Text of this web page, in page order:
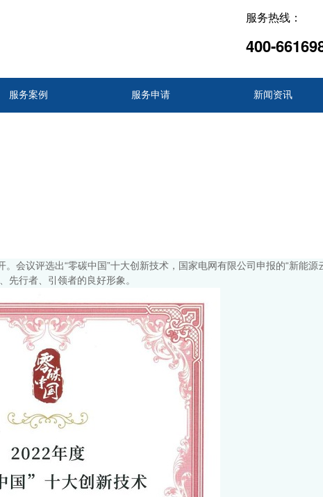
服务热线：
400-
服务案例 服务申请 新闻资讯
会议评选出“零碳中国”十大创新技术，国家电网有限公司申报的“新能源
先行者、引领者的良好形象。